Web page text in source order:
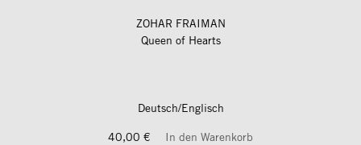
ZOHAR FRAIMAN
Queen of Hearts
Deutsch/Englisch
40,00 €
In den Warenkorb